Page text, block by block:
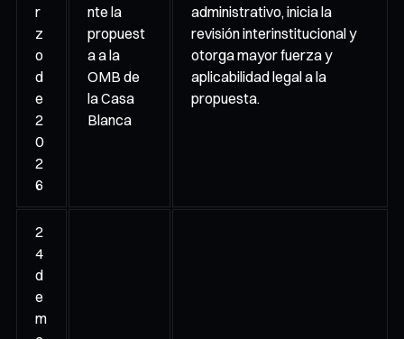
r
z
o
d
e
2
0
2
6
nte la
propuest
a a la
OMB de
la Casa
Blanca
administrativo, inicia la
revisión interinstitucional y
otorga mayor fuerza y
aplicabilidad legal a la
propuesta.
2
4
d
e
m